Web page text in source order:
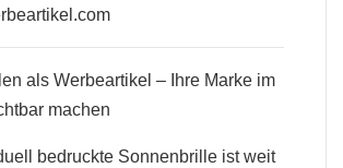
als Werbeartikel – Ihre Marke im
machen
bedruckte Sonnenbrille ist weit